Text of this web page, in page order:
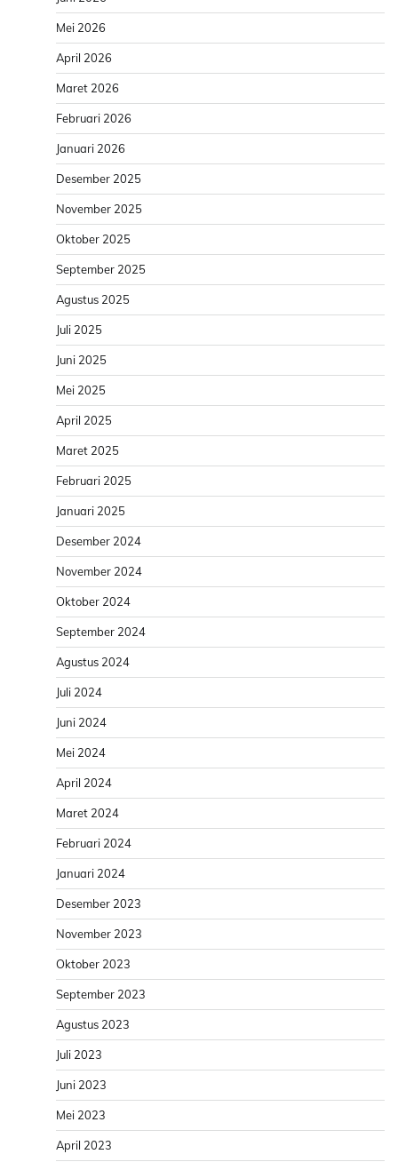
Mei 2026
April 2026
Maret 2026
Februari 2026
Januari 2026
Desember 2025
November 2025
Oktober 2025
September 2025
Agustus 2025
Juli 2025
Juni 2025
Mei 2025
April 2025
Maret 2025
Februari 2025
Januari 2025
Desember 2024
November 2024
Oktober 2024
September 2024
Agustus 2024
Juli 2024
Juni 2024
Mei 2024
April 2024
Maret 2024
Februari 2024
Januari 2024
Desember 2023
November 2023
Oktober 2023
September 2023
Agustus 2023
Juli 2023
Juni 2023
Mei 2023
April 2023